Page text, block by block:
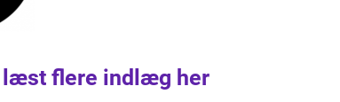
læst flere indlæg her